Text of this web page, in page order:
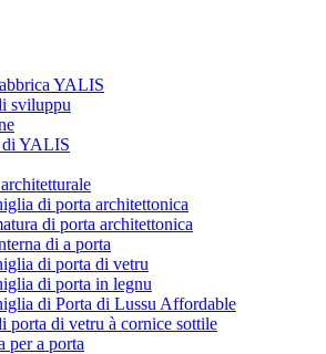
YALIS
sviluppu
di YALIS
di porta architettonica
di porta architettonica
di a porta
di porta di vetru
di porta in legnu
di Porta di Lussu Affordable
porta di vetru à cornice sottile
per a porta